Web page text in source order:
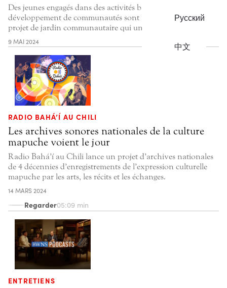
Русский
中文
Des jeunes engagés dans des activités bahá’íes de
développement de communautés sont le fer de lance d’un
projet de jardin communautaire qui unit les habitants.
9 MAI 2024
RADIO BAHÁ’Í AU CHILI
Les archives sonores nationales de la culture
mapuche voient le jour
Radio Bahá’í au Chili lance un projet d’archives nationales
de 4 décennies d’enregistrements de l’expression culturelle
mapuche par les arts, les récits et les échanges.
14 MARS 2024
Regarder05:09 min
ENTRETIENS